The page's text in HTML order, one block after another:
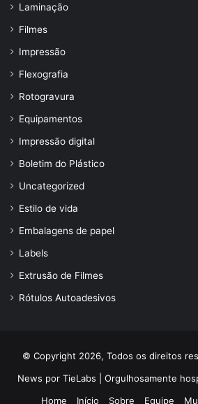
Laminação
Filmes
Impressão
Flexografia
Rotogravura
Equipamentos
Impressão digital
Boletim do Plástico
Uncategorized
Estilo de vida
Embalagens de papel
Labels
Extrusão de Filmes
Rótulos Autoadesivos
© Copyright 2026, Todos os direitos
News por TieLabs | Orgulhosamente
Home
Início Sobre Equipe